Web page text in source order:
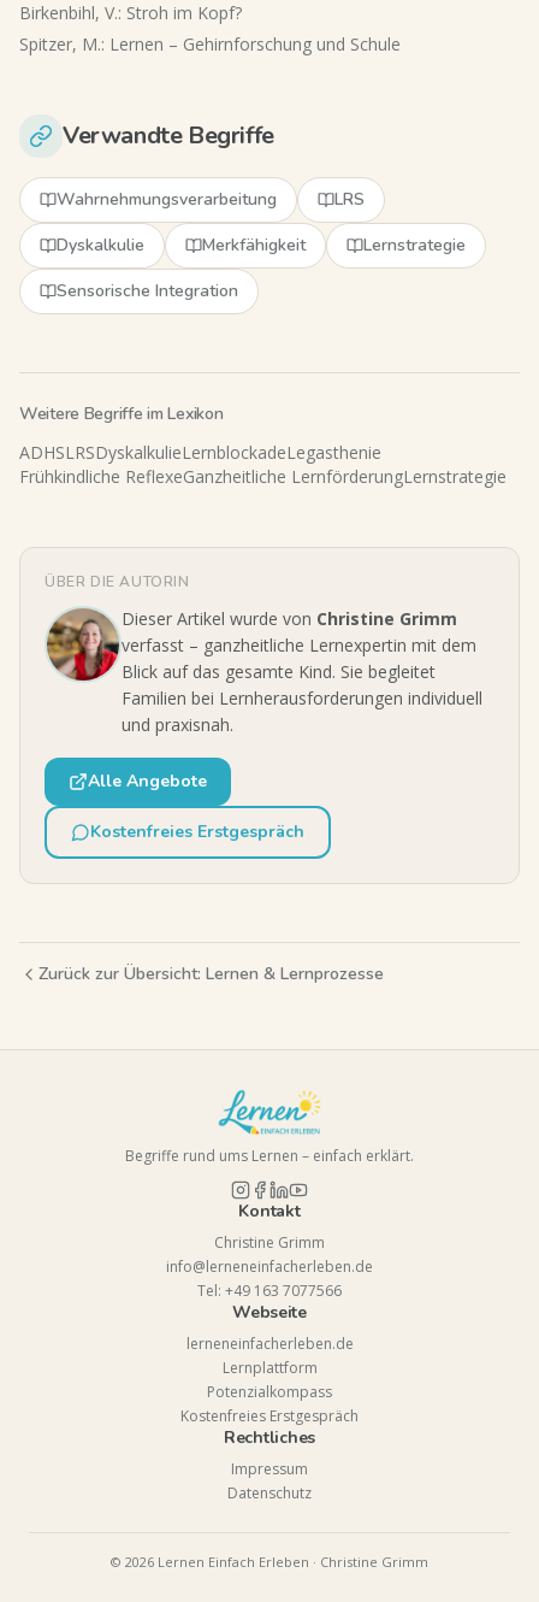
Birkenbihl, V.: Stroh im Kopf?
Spitzer, M.: Lernen – Gehirnforschung und Schule
Verwandte Begriffe
Wahrnehmungsverarbeitung
LRS
Dyskalkulie
Merkfähigkeit
Lernstrategie
Sensorische Integration
Weitere Begriffe im Lexikon
ADHSLRSDyskalkulieLernblockadeLegasthenie
Frühkindliche ReflexeGanzheitliche LernförderungLernstrategie
ÜBER DIE AUTORIN
Dieser Artikel wurde von Christine Grimm
verfasst – ganzheitliche Lernexpertin mit dem
Blick auf das gesamte Kind. Sie begleitet
Familien bei Lernherausforderungen individuell
und praxisnah.
Alle Angebote
Kostenfreies Erstgespräch
Zurück zur Übersicht: Lernen & Lernprozesse
Begriffe rund ums Lernen – einfach erklärt.
Kontakt
Christine Grimm
info@lerneneinfacherleben.de
Tel: +49 163 7077566
Webseite
lerneneinfacherleben.de
Lernplattform
Potenzialkompass
Kostenfreies Erstgespräch
Rechtliches
Impressum
Datenschutz
© 2026 Lernen Einfach Erleben · Christine Grimm